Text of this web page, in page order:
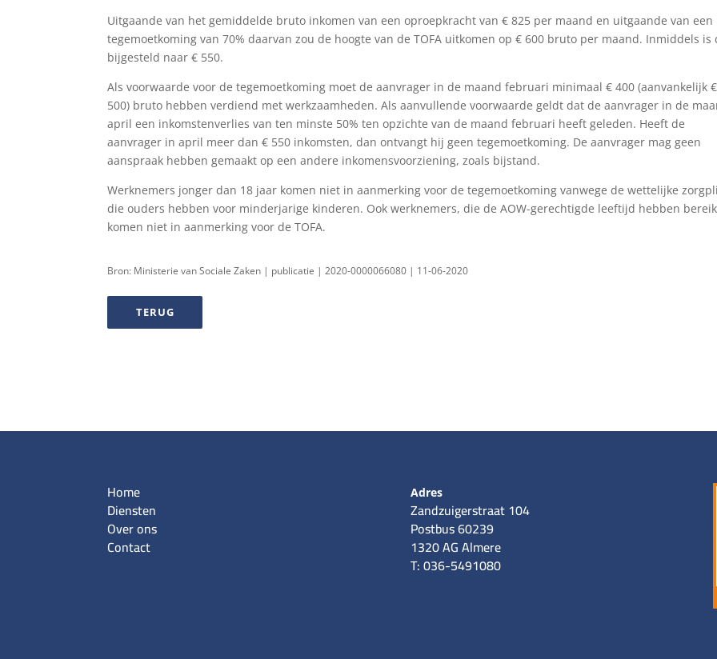
Uitgaande van het gemiddelde bruto inkomen van een oproepkracht van € 825 per maand en uitgaande van een
tegemoetkoming van 70% daarvan zou de hoogte van de TOFA uitkomen op € 600 bruto per maand. Inmiddels is
bijgesteld naar € 550.
Als voorwaarde voor de tegemoetkoming moet de aanvrager in de maand februari minimaal € 400 (aanvankelijk €
500) bruto hebben verdiend met werkzaamheden. Als aanvullende voorwaarde geldt dat de aanvrager in de
april een inkomstenverlies van ten minste 50% ten opzichte van de maand februari heeft geleden. Heeft de
aanvrager in april meer dan € 550 inkomsten, dan ontvangt hij geen tegemoetkoming. De aanvrager mag geen
aanspraak hebben gemaakt op een andere inkomensvoorziening, zoals bijstand.
Werknemers jonger dan 18 jaar komen niet in aanmerking voor de tegemoetkoming vanwege de wettelijke
die ouders hebben voor minderjarige kinderen. Ook werknemers, die de AOW-gerechtigde leeftijd hebben
komen niet in aanmerking voor de TOFA.
Bron: Ministerie van Sociale Zaken | publicatie | 2020-0000066080 | 11-06-2020
TERUG
Home
Diensten
Over ons
Contact
Adres
Zandzuigerstraat 104
Postbus 60239
1320 AG Almere
T: 036-5491080